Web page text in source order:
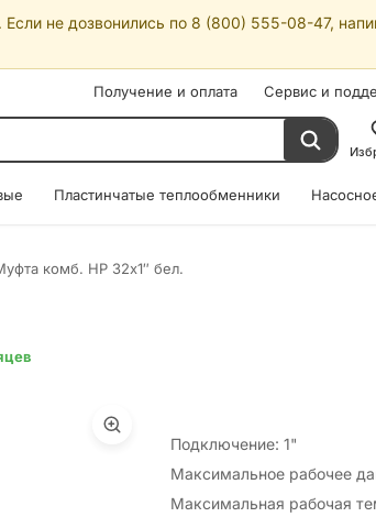
не дозвонились по 8 (800) 555-08-47,
Получение и оплата Сервис и
Пластинчатые теплообменники
комб. НР 32х1″ бел.
Подключение: 1"
Максимальное рабочее
Максимальная рабочая